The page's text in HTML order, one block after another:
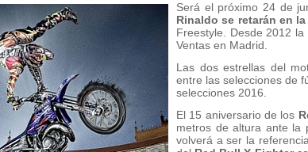
Será el próximo 24 de
Rinaldo se retarán en
Freestyle. Desde 2012
Ventas en Madrid.
Las dos estrellas del
entre las selecciones de
selecciones 2016.
El 15 aniversario de los
metros de altura ante la
volverá a ser la